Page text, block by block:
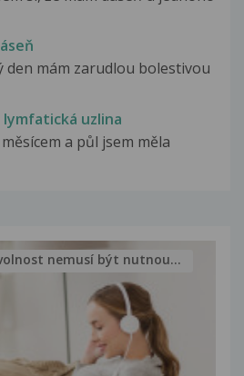
den mám zarudlou bolestivou
uzlina
a půl jsem měla
nemusí být nutnou...